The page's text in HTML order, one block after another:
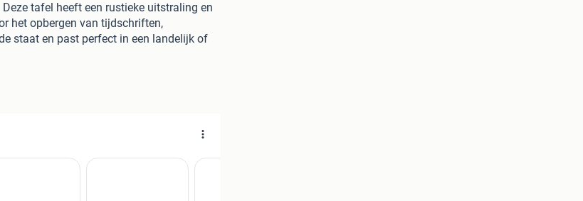
tafel heeft een rustieke uitstraling en
het opbergen van tijdschriften,
staat en past perfect in een landelijk of